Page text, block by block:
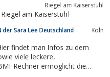
Riegel am Kaiserstuhl
am Kaiserstuhl
der Sara Lee Deutschland
Köln
findet man Infos zu dem
viele leckere,
Rechner ermöglicht die